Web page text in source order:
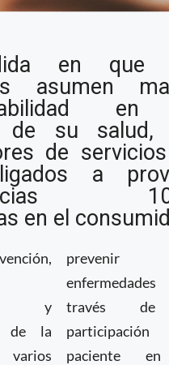
enfoque
de la salud
en que
asumen
de su salud,
de
a
en el
y
de la
varios
prevenir
través
paciente